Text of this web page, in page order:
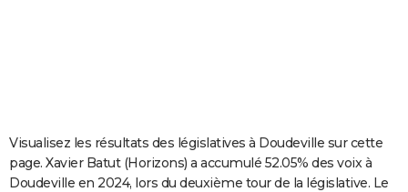
Carte de Noël
Carte Bonne année
Carte Saint-Valentin
Carte Pâques
Carte d'anniversaire
DICTIONNAIRE
Visualisez les résultats des législatives à Doudeville sur cette
page. Xavier Batut (Horizons) a accumulé 52.05% des voix à
Doudeville en 2024, lors du deuxième tour de la législative. Le